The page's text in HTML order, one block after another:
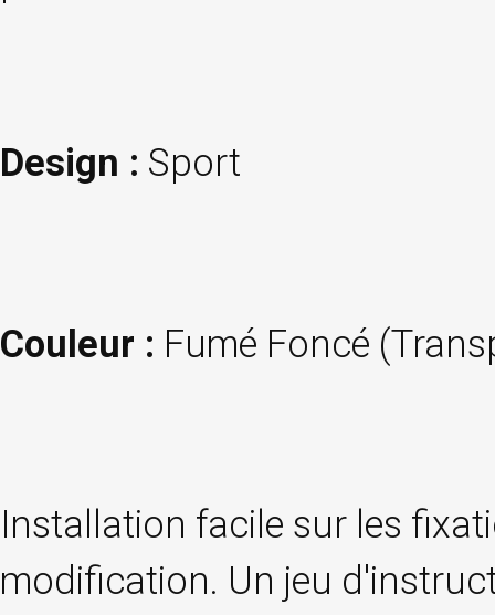
Design : Sport
Couleur : Fumé Foncé
Installation facile sur les
modification. Un jeu